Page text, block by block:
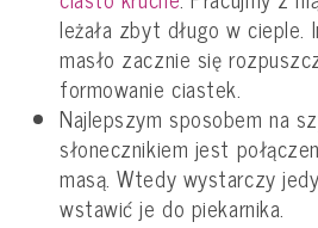
leżała zbyt długo w
masło zacznie się
formowanie ciastek.
Najlepszym sposobem na
słonecznikiem jest
masą. Wtedy wystarczy
wstawić je do piekarnika.